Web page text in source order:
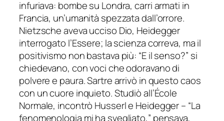
infuriava: bombe su Londra, carri armati in
Francia, un’umanità spezzata dall’orrore.
Nietzsche aveva ucciso Dio, Heidegger
interrogato l’Essere; la scienza correva, ma il
positivismo non bastava più: “E il senso?” si
chiedevano, con voci che odoravano di
polvere e paura. Sartre arrivò in questo caos
con un cuore inquieto. Studiò all’École
Normale, incontrò Husserl e Heidegger – “La
fenomenologia mi ha svegliato,” pensava,